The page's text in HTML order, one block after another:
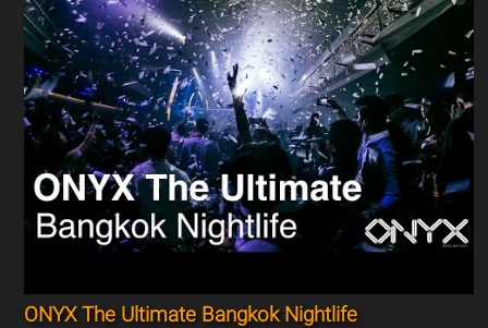
ONYX The Ultimate Bangkok Nightlife